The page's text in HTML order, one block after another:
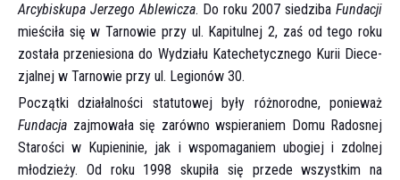
Arcybiskupa Jerzego Able­wicza. Do roku 2007 siedziba Fundacji
mieściła się w Tarnowie przy ul. Kapitulnej 2, zaś od tego roku
została przeniesiona do Wydziału Katechetycznego Kurii Diece­
zjalnej w Tarnowie przy ul. Legionów 30.
Początki działalności statutowej były różnorodne, po­nieważ
Fundacja zajmowała się zarówno wspieraniem Domu Radosnej
Starości w Kupieninie, jak i wspomaga­niem ubogiej i zdolnej
młodzieży. Od roku 1998 skupiła się przede wszystkim na